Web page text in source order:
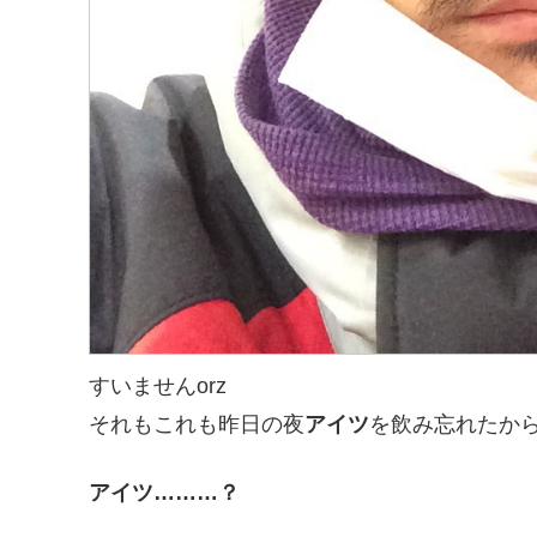
すいませんorz
それもこれも昨日の夜アイツを飲み忘れたか
アイツ………？